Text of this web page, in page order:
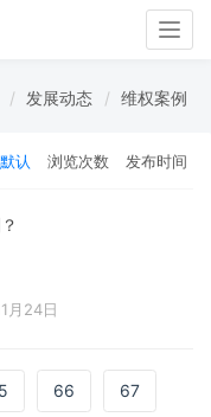
发展动态 维权案例
默认 浏览次数 发布时间
月24日
66 67